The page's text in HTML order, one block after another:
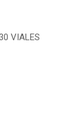
VIALES